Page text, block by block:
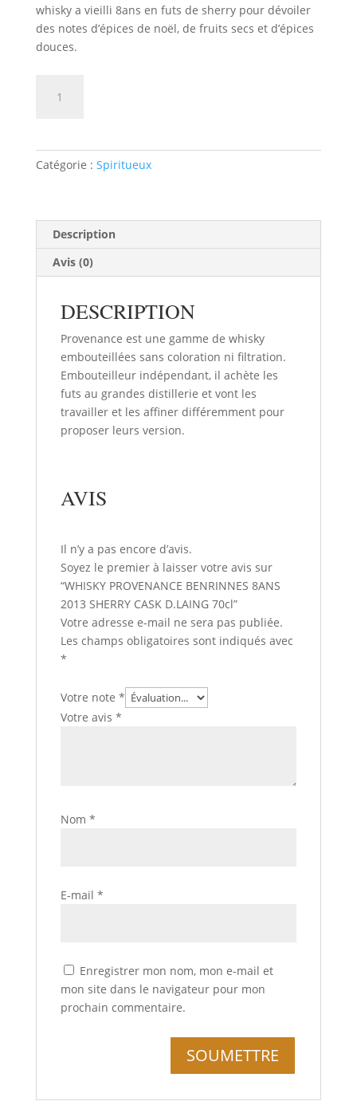
whisky a vieilli 8ans en futs de sherry pour dévoiler
des notes d’épices de noël, de fruits secs et d’épices
douces.
BENRINNES
8ANS
CASK
D.LAING
70cl
Catégorie : Spiritueux
Description
Avis (0)
DESCRIPTION
Provenance est une gamme de whisky
embouteillées sans coloration ni filtration.
Embouteilleur indépendant, il achète les
futs au grandes distillerie et vont les
travailler et les affiner différemment pour
proposer leurs version.
AVIS
Il n’y a pas encore d’avis.
Soyez le premier à laisser votre avis sur
“WHISKY PROVENANCE BENRINNES 8ANS
2013 SHERRY CASK D.LAING 70cl”
Votre adresse e-mail ne sera pas publiée.
Les champs obligatoires sont indiqués avec
*
Votre note *
Votre avis *
Nom *
E-mail *
Enregistrer mon nom, mon e-mail et
mon site dans le navigateur pour mon
prochain commentaire.